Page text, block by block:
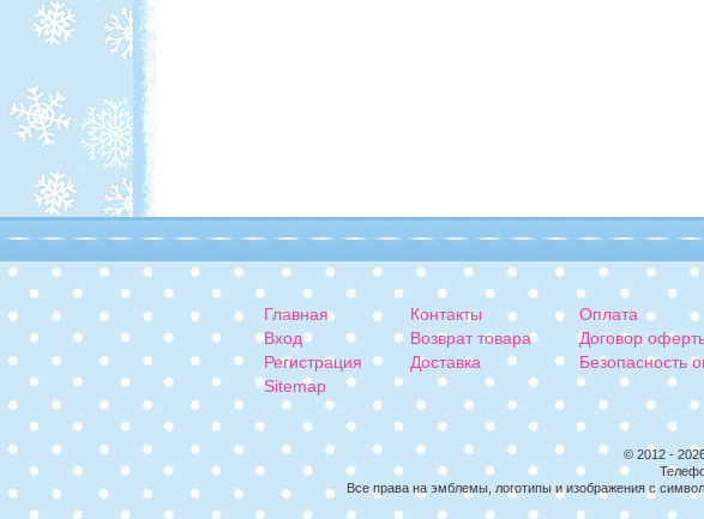
Главная
Вход
Регистрация
Sitemap
Контакты
Возврат товара
Доставка
Оплата
Договор
Безопасность
© 2012 -
Все права на эмблемы, логотипы и изображения с